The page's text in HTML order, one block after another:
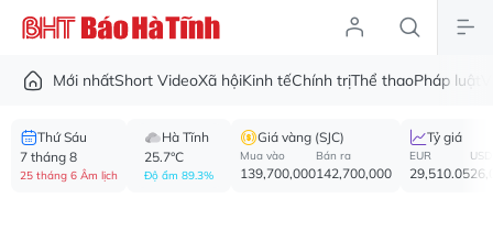
Mới nhấtShort VideoXã hộiKinh tếChính trịThể thaoPháp luật
Thứ Sáu
7 tháng 8
25 tháng 6 Âm lịch
Hà Tĩnh
25.7°C
Độ ẩm 89.3%
Giá vàng (SJC)
Mua vào
139,700,000
Bán ra
142,700,000
Tỷ giá
EUR
29,510.05
USD